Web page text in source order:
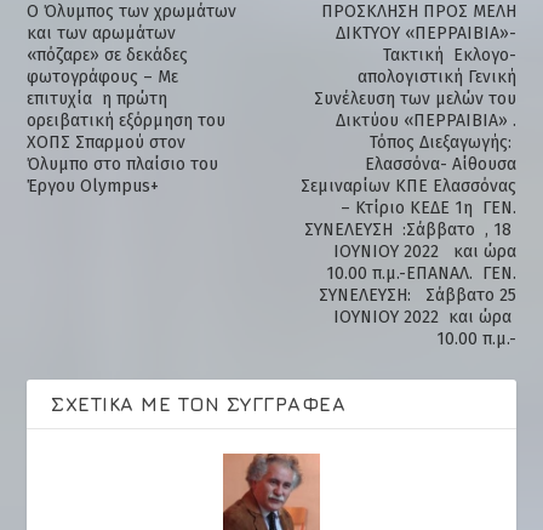
Ο Όλυμπος των χρωμάτων
και των αρωμάτων
«πόζαρε» σε δεκάδες
φωτογράφους – Με
επιτυχία η πρώτη
ορειβατική εξόρμηση του
ΧΟΠΣ Σπαρμού στον
Όλυμπο στο πλαίσιο του
Έργου Olympus+
ΠΡΟΣΚΛΗΣΗ ΠΡΟΣ ΜΕΛΗ
ΔΙΚΤΥΟΥ «ΠΕΡΡΑΙΒΙΑ»-
Τακτική Εκλογο-
απολογιστική Γενική
Συνέλευση των μελών του
Δικτύου «ΠΕΡΡΑΙΒΙΑ» .
Τόπος Διεξαγωγής:
Ελασσόνα- Αίθουσα
Σεμιναρίων ΚΠΕ Ελασσόνας
– Κτίριο ΚΕΔΕ 1η ΓΕΝ.
ΣΥΝΕΛΕΥΣΗ :Σάββατο , 18
ΙΟΥΝΙΟΥ 2022 και ώρα
10.00 π.μ.-ΕΠΑΝΑΛ. ΓΕΝ.
ΣΥΝΕΛΕΥΣΗ: Σάββατο 25
ΙΟΥΝΙΟΥ 2022 και ώρα
10.00 π.μ.-
ΣΧΕΤΙΚΆ ΜΕ ΤΟΝ ΣΥΓΓΡΑΦΈΑ